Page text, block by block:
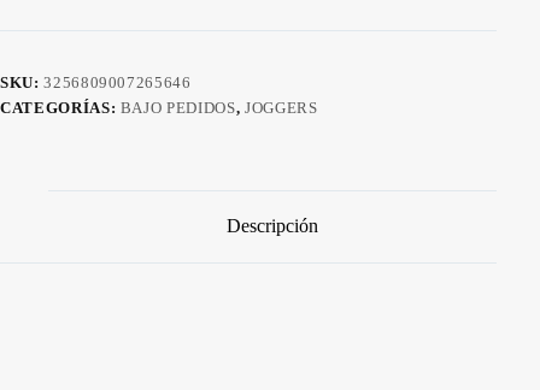
SKU:3256809007265646
CATEGORÍAS: BAJO PEDIDOS, JOGGERS
Descripción